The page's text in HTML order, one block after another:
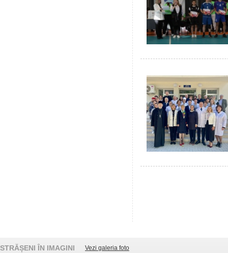
STRĂȘENI ÎN IMAGINI Vezi galeria foto